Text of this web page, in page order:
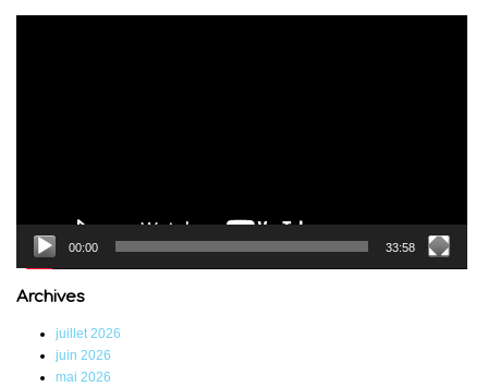
00:00 33:58
Archives
juillet 2026
juin 2026
mai 2026